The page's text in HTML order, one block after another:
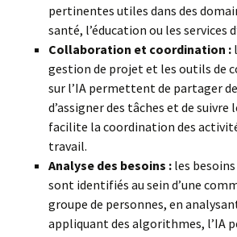
pertinentes utiles dans des
santé, l’éducation ou les services
Collaboration et coordination :
gestion de projet et les outils de
sur l’IA permettent de partager
d’assigner des tâches et de suivre
facilite la coordination des
travail.
Analyse des besoins : les
sont identifiés au sein d’une
groupe de personnes, en
appliquant des algorithmes, l’IA